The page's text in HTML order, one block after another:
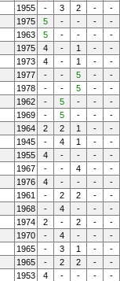
1955 - 3 2 -
-
1975 5 - - -
-
1963 5 - - -
-
1975 4 - 1 -
-
1973 4 - 1 -
-
1977 - - 5 -
-
1978 - - 5 -
-
1962 - 5 - -
-
1969 - 5 - -
-
1964 2 2 1 -
-
1945 - 4 1 -
-
1955 4 - - -
-
1967 - - 4 -
-
1976 4 - - -
-
1961 - 2 2 -
-
1968 - 4 - -
-
1974 2 - 2 -
-
1970 - 4 - -
-
1965 - 3 1 -
-
1965 - 2 2 -
-
1953 4 - - -
-